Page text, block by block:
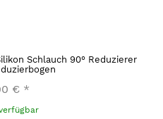
Schlauch 90° Reduzierer
€ *